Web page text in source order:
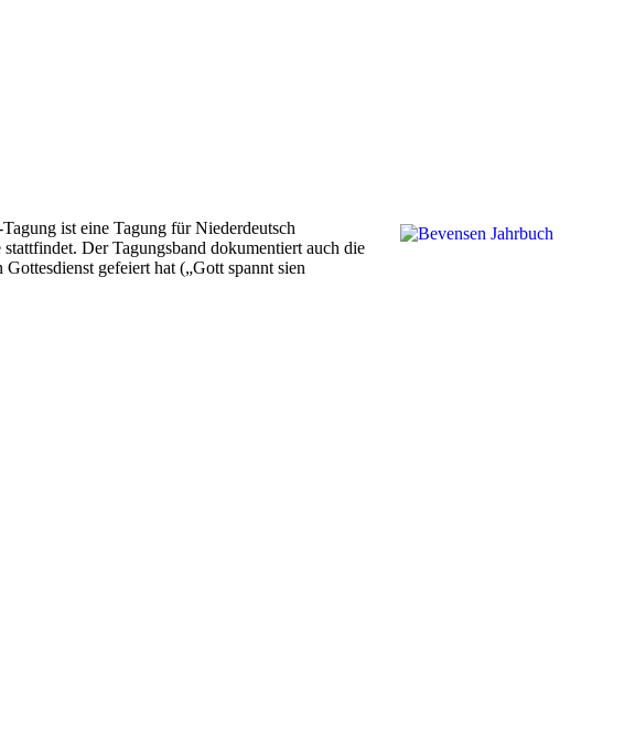
ist eine Tagung für Niederdeutsch
Der Tagungsband dokumentiert auch die
gefeiert hat („Gott spannt sien